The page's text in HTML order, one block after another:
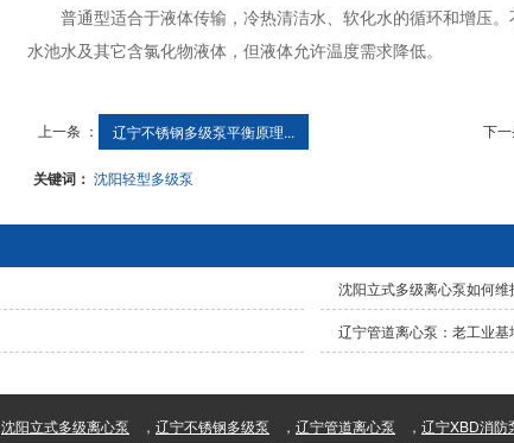
普通型适合于液体传输，冷热清洁水、软化水的循环和增压
水池水及其它含氯化物液体，但液体允许温度需求降低。
上一条 ： 辽宁不锈钢多级泵平衡原理... 下一
关键词： 沈阳轻型多级泵
沈阳立式多级离心泵如何维
辽宁管道离心泵：老工业基
沈阳立式多级离心泵 ， 辽宁不锈钢多级泵 ， 辽宁管道离心泵 ， 辽宁XBD消防